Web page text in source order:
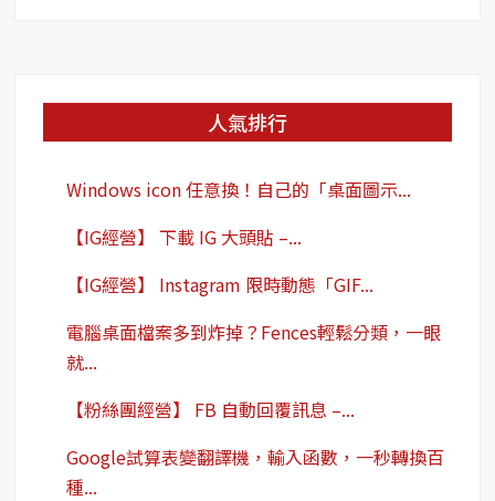
人氣排行
Windows icon 任意換！自己的「桌面圖示...
【IG經營】 下載 IG 大頭貼 –...
【IG經營】 Instagram 限時動態「GIF...
電腦桌面檔案多到炸掉？Fences輕鬆分類，一眼
就...
【粉絲團經營】 FB 自動回覆訊息 –...
Google試算表變翻譯機，輸入函數，一秒轉換百
種...